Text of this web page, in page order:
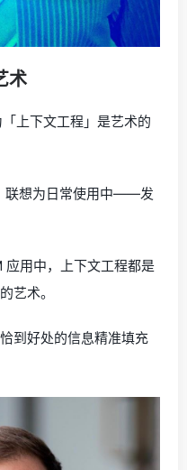
术
上下文工程」是艺术的
联想为日常使用中——发
应用中，上下文工程都是
艺术。
到好处的信息精准填充